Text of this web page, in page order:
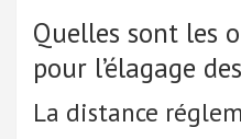
Quelles sont les
pour l’élagage
La distance